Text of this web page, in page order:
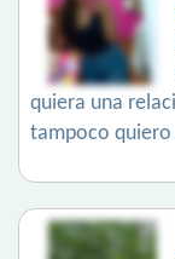
quiera una
tampoco